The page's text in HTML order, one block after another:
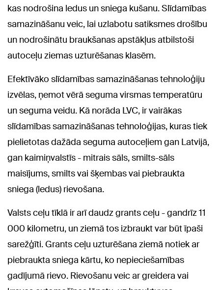
kas nodrošina ledus un sniega kušanu. Slīdamības
samazināšanu veic, lai uzlabotu satiksmes drošību
un nodrošinātu braukšanas apstākļus atbilstoši
autoceļu ziemas uzturēšanas klasēm.
Efektīvāko slīdamības samazināšanas tehnoloģiju
izvēlas, ņemot vērā seguma virsmas temperatūru
un seguma veidu. Kā norāda LVC, ir vairākas
slīdamības samazināšanas tehnoloģijas, kuras tiek
pielietotas dažāda seguma autoceļiem gan Latvijā,
gan kaimiņvalstīs - mitrais sāls, smilts-sāls
maisījums, smilts vai šķembas vai piebraukta
sniega (ledus) rievošana.
Valsts ceļu tīklā ir arī daudz grants ceļu - gandrīz 11
000 kilometru, un ziemā tos izbraukt var būt īpaši
sarežģīti. Grants ceļu uzturēšana ziemā notiek ar
piebraukta sniega kārtu, ko nepieciešamības
gadījumā rievo. Rievošanu veic ar greidera vai